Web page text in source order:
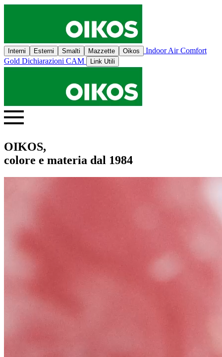
Interni Esterni Smalti Mazzette Oikos
Indoor Air Comfort
Gold Dichiarazioni CAM Link Utili
OIKOS,
colore e materia dal 1984